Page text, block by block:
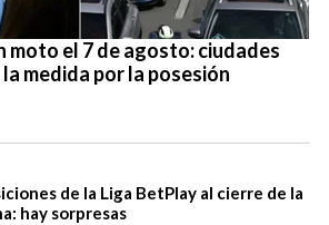
moto el 7 de agosto: ciudades
medida por la posesión
de la Liga BetPlay al cierre de la
hay sorpresas